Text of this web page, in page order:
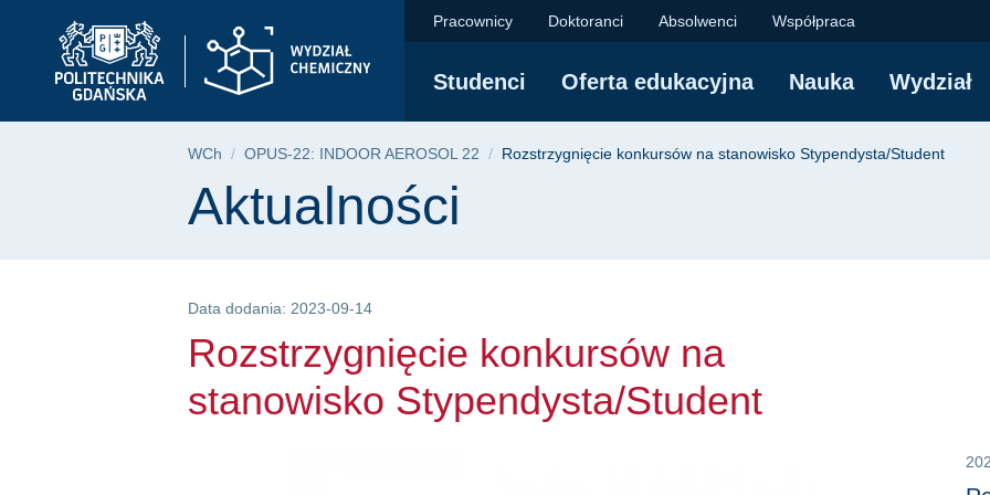
głównego
wyszukiwarki
Rozstrzygnięcie konkursów na
Pracownicy Doktoranci Absolwenci Współpraca
Studenci Oferta edukacyjna Nauka Wydział
Ścieżka nawigacyjna
WCh OPUS-22: INDOOR AEROSOL 22 Rozstrzygnięcie konkursów na stanowisko Stypendysta/Student
Treść strony
Aktualności
Data dodania: 2023-09-14
Rozstrzygnięcie konkursów na
stanowisko Stypendysta/Student